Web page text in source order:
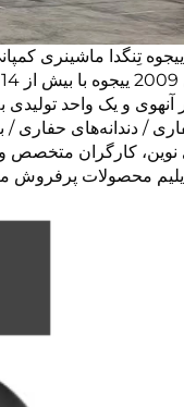
تِنگدا ماشینری
و یک واحد تولیدی به مساحت 2,000 متر
/ دندانه‌های حفاری
کارگران متخصص و سیستم
محصولات پرفروش